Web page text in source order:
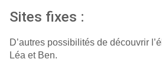
Sites fixes :
D’autres possibilités de découvrir
Léa et Ben.